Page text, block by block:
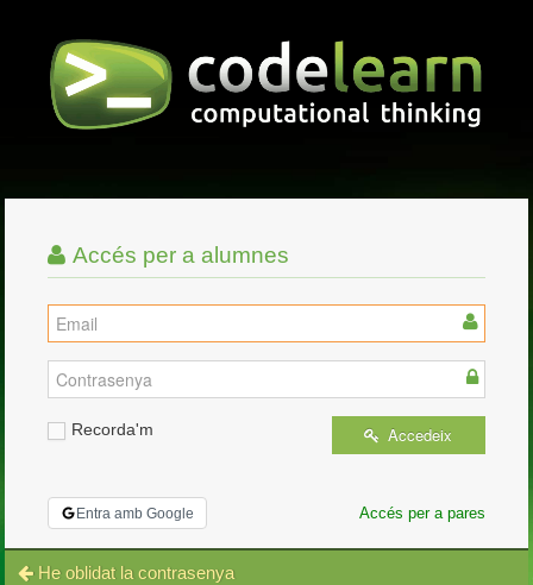
Accés per a alumnes
Recorda'm Accedeix
Entra amb Google Accés per a pares
He oblidat la contrasenya